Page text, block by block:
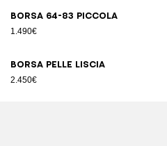
Borsa 64-83 Piccola
1.490€
Borsa pelle liscia
2.450€